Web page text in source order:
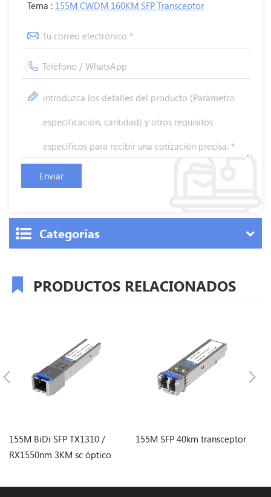
Tema : 155M CWDM 160KM SFP Transceptor
Categorías
PRODUCTOS RELACIONADOS
155M BiDi SFP TX1310 /
RX1550nm 3KM sc óptico
155M SFP 40km transceptor